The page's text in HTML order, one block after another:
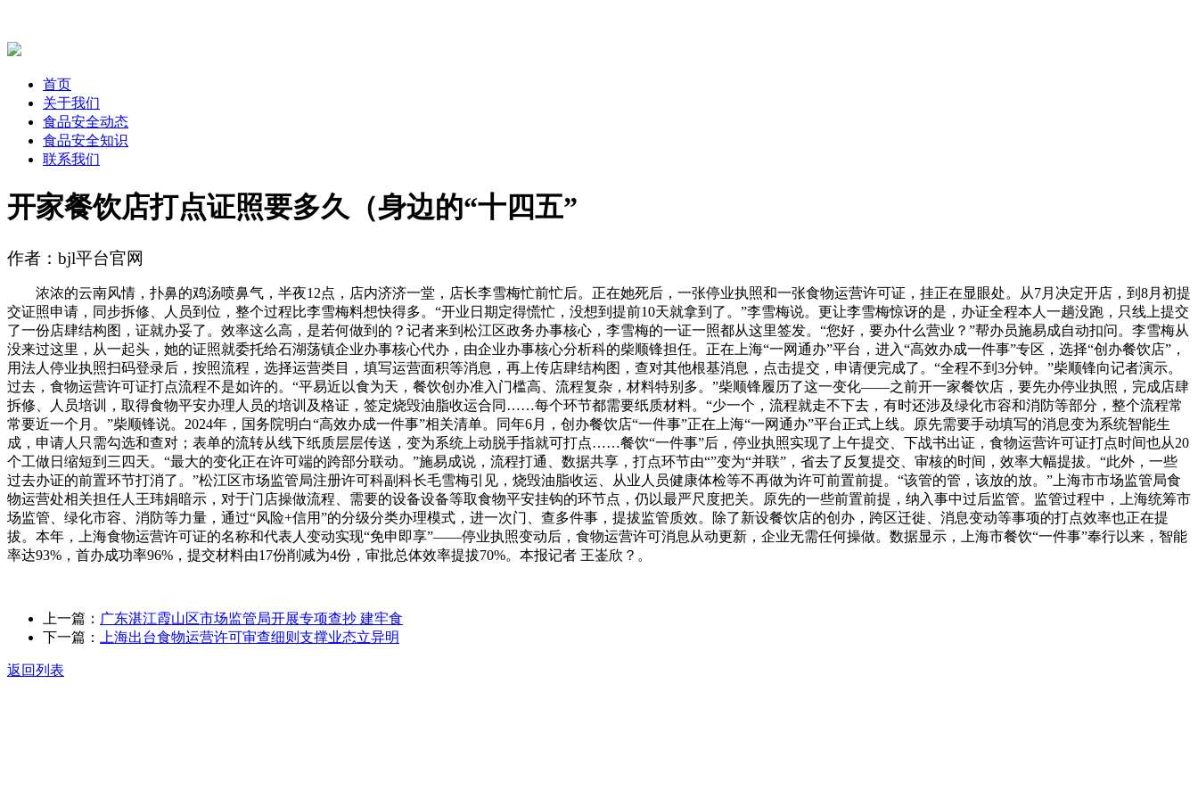
首页
关于我们
食品安全动态
食品安全知识
联系我们
开家餐饮店打点证照要多久（身边的“十四五”
作者：bjl平台官网
浓浓的云南风情，扑鼻的鸡汤喷鼻气，半夜12点，店内济济一堂，店长李雪梅忙前忙后。正在她死后，一张停业执照和一张食物运营许可证，挂正在显眼处。从7月决定开店，到8月初提
交证照申请，同步拆修、人员到位，整个过程比李雪梅料想快得多。“开业日期定得慌忙，没想到提前10天就拿到了。”李雪梅说。更让李雪梅惊讶的是，办证全程本人一趟没跑，只线上提交
了一份店肆结构图，证就办妥了。效率这么高，是若何做到的？记者来到松江区政务办事核心，李雪梅的一证一照都从这里签发。“您好，要办什么营业？”帮办员施易成自动扣问。李雪梅从
没来过这里，从一起头，她的证照就委托给石湖荡镇企业办事核心代办，由企业办事核心分析科的柴顺锋担任。正在上海“一网通办”平台，进入“高效办成一件事”专区，选择“创办餐饮店”，
用法人停业执照扫码登录后，按照流程，选择运营类目，填写运营面积等消息，再上传店肆结构图，查对其他根基消息，点击提交，申请便完成了。“全程不到3分钟。”柴顺锋向记者演示。
过去，食物运营许可证打点流程不是如许的。“平易近以食为天，餐饮创办准入门槛高、流程复杂，材料特别多。”柴顺锋履历了这一变化——之前开一家餐饮店，要先办停业执照，完成店肆
拆修、人员培训，取得食物平安办理人员的培训及格证，签定烧毁油脂收运合同……每个环节都需要纸质材料。“少一个，流程就走不下去，有时还涉及绿化市容和消防等部分，整个流程常
常要近一个月。”柴顺锋说。2024年，国务院明白“高效办成一件事”相关清单。同年6月，创办餐饮店“一件事”正在上海“一网通办”平台正式上线。原先需要手动填写的消息变为系统智能生
成，申请人只需勾选和查对；表单的流转从线下纸质层层传送，变为系统上动脱手指就可打点……餐饮“一件事”后，停业执照实现了上午提交、下战书出证，食物运营许可证打点时间也从20
个工做日缩短到三四天。“最大的变化正在许可端的跨部分联动。”施易成说，流程打通、数据共享，打点环节由“”变为“并联”，省去了反复提交、审核的时间，效率大幅提拔。“此外，一些
过去办证的前置环节打消了。”松江区市场监管局注册许可科副科长毛雪梅引见，烧毁油脂收运、从业人员健康体检等不再做为许可前置前提。“该管的管，该放的放。”上海市市场监管局食
物运营处相关担任人王玮娟暗示，对于门店操做流程、需要的设备设备等取食物平安挂钩的环节点，仍以最严尺度把关。原先的一些前置前提，纳入事中过后监管。监管过程中，上海统筹市
场监管、绿化市容、消防等力量，通过“风险+信用”的分级分类办理模式，进一次门、查多件事，提拔监管质效。除了新设餐饮店的创办，跨区迁徙、消息变动等事项的打点效率也正在提
拔。本年，上海食物运营许可证的名称和代表人变动实现“免申即享”——停业执照变动后，食物运营许可消息从动更新，企业无需任何操做。数据显示，上海市餐饮“一件事”奉行以来，智能
率达93%，首办成功率96%，提交材料由17份削减为4份，审批总体效率提拔70%。本报记者 王崟欣？。
上一篇： 广东湛江霞山区市场监管局开展专项查抄 建牢食
下一篇：
上海出台食物运营许可审查细则支撑业态立异明
返回列表